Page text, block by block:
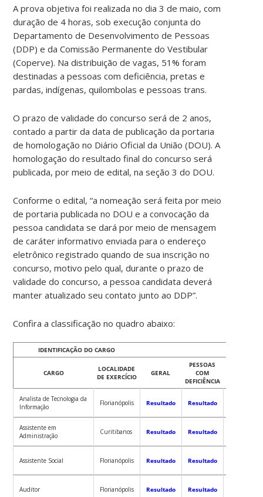
A prova objetiva foi realizada no dia 3 de maio, com
duração de 4 horas, sob execução conjunta do
Departamento de Desenvolvimento de Pessoas
(DDP) e da Comissão Permanente do Vestibular
(Coperve). Na distribuição de vagas, 51% foram
destinadas a pessoas com deficiência, pretas e
pardas, indígenas, quilombolas e pessoas trans.
O prazo de validade do concurso será de 2 anos,
contado a partir da data de publicação da portaria
de homologação no Diário Oficial da União (DOU). A
homologação do resultado final do concurso será
publicada, por meio de edital, na seção 3 do DOU.
Conforme o edital, “a nomeação será feita por meio
de portaria publicada no DOU e a convocação da
pessoa candidata se dará por meio de mensagem
de caráter informativo enviada para o endereço
eletrônico registrado quando de sua inscrição no
concurso, motivo pelo qual, durante o prazo de
validade do concurso, a pessoa candidata deverá
manter atualizado seu contato junto ao DDP”.
Confira a classificação no quadro abaixo:
IDENTIFICAÇÃO DO CARGO
CARGO
LOCALIDADE
DE EXERCÍCIO
GERAL
PESSOAS
COM
DEFICIÊNCIA
Analista de Tecnologia da
Informação
Florianópolis Resultado Resultado
Assistente em
Administração
Curitibanos Resultado Resultado
Assistente Social Florianópolis Resultado Resultado
Auditor Florianópolis Resultado Resultado